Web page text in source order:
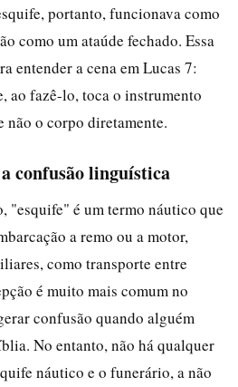
portanto, funcionava como
como um ataúde fechado. Essa
entender a cena em Lucas 7:
ao fazê-lo, toca o instrumento
não o corpo diretamente.
confusão linguística
"esquife" é um termo náutico que
a remo ou a motor,
como transporte entre
é muito mais comum no
confusão quando alguém
No entanto, não há qualquer
náutico e o funerário, a não